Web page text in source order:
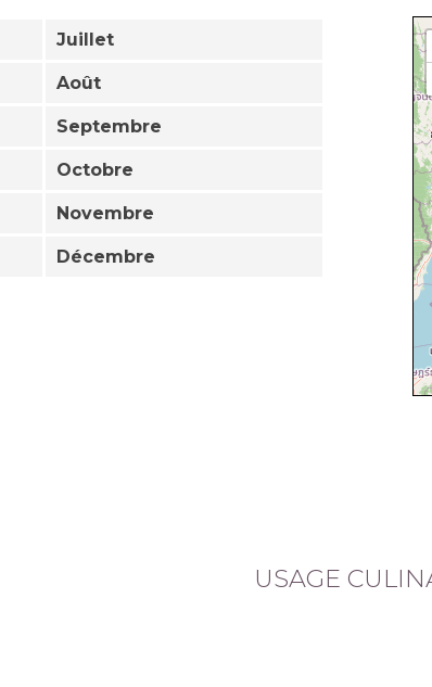
Juillet
Août
Septembre
Octobre
Novembre
Décembre
USAGE